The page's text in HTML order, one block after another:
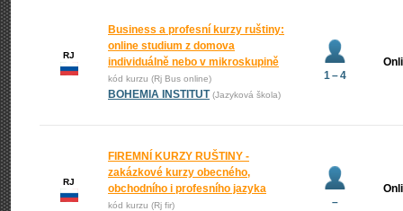
RJ
Business a profesní kurzy ruštiny:
online studium z domova
individuálně nebo v mikroskupině
kód kurzu (Rj Bus online)
BOHEMIA INSTITUT (Jazyková škola)
1 – 4
RJ
FIREMNÍ KURZY RUŠTINY -
zakázkové kurzy obecného,
obchodního i profesního jazyka
kód kurzu (Rj fir) –